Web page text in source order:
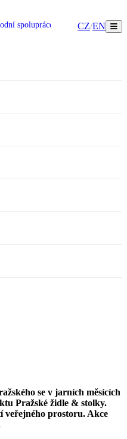
spolupráce Zapojte seParticipujte
CZ/EN
se v jarních měsících
Pražské židle & stolky.
veřejného prostoru. Akce